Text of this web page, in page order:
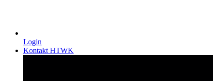
Login
Kontakt HTWK